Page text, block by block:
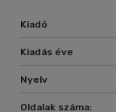
Kiadó
Kiadás éve
Nyelv
Oldalak száma: